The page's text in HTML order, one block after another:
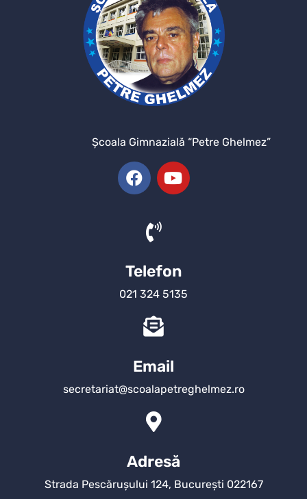
Şcoala Gimnazială “Petre Ghelmez”
Telefon
021 324 5135
Email
secretariat@scoalapetreghelmez.ro
Adresă
Strada Pescărușului 124, București 022167